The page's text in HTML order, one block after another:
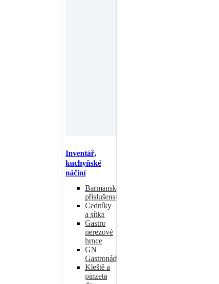
Inventář,
kuchyňské
náčiní
Barmanské
příslušenství
Cedníky
a sítka
Gastro
nerezové
hrnce
GN
Gastronádoby
Kleště a
pinzeta